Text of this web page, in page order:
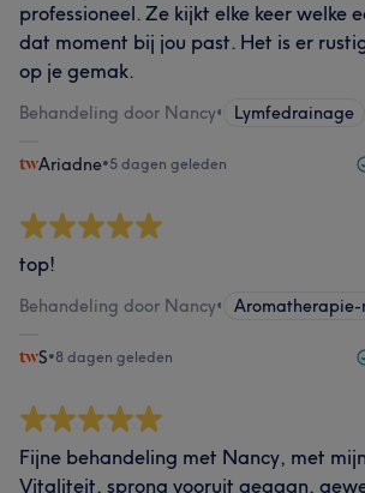
professioneel. Ze kijkt elke keer welke
dat moment bij jou past. Het is er
op je gemak.
Behandeling door Nancy• Lymfedrainage
Ariadne•5 dagen geleden
top!
Behandeling door Nancy• Aromatherapie-
S•8 dagen geleden
Fijne behandeling met Nancy, met
Vitaliteit, sprong vooruit gegaan,